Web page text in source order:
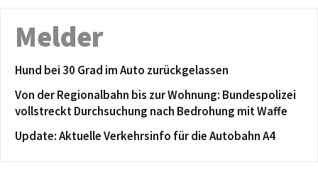
Melder
Hund bei 30 Grad im Auto zurückgelassen
Von der Regionalbahn bis zur Wohnung: Bundespolizei
vollstreckt Durchsuchung nach Bedrohung mit Waffe
Update: Aktuelle Verkehrsinfo für die Autobahn A4